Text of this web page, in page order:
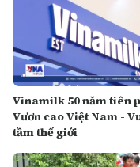
Vinamilk 50 năm tiên
Vươn cao Việt Nam -
tầm thế giới